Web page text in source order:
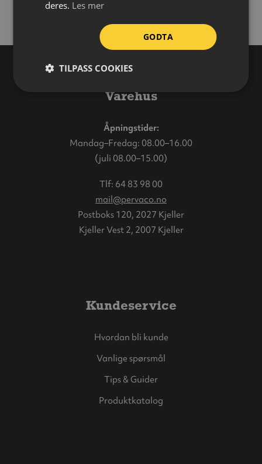
Varehus
Åpningstider:
Mandag–Fredag: 08.00–16.00
(juli 08.00–15.00)
Tlf: 64 83 98 00
mail@pervaco.no
Postboks 120, 2027 Kjeller
Kjeller Vest 2, 2007 Kjeller
Kundeservice
Hvordan bli kunde
Vanlige spørsmål
Tips & Guider
Produktkatalog
deres. Les mer
GODTA
TILPASS COOKIES